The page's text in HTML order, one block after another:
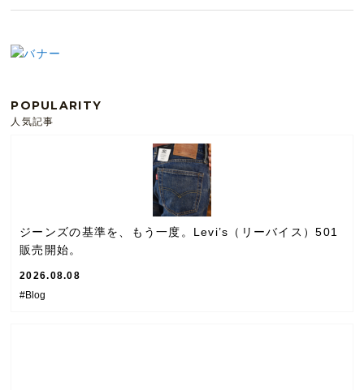
POPULARITY
人気記事
ジーンズの基準を、もう一度。Levi’s（リーバイス）501
販売開始。
2026.08.08
#Blog